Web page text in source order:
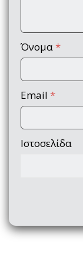
Όνομα *
Email *
Ιστοσελίδα